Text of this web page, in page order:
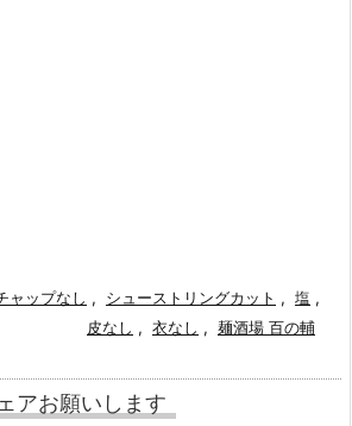
ャップなし , シューストリングカット , 塩 ,
皮なし , 衣なし , 麺酒場 百の輔
アお願いします